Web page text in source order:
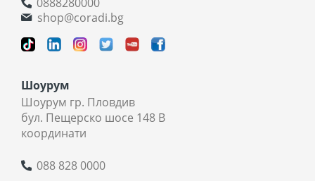
shop@coradi.bg
Шоурум
Шоурум гр. Пловдив
бул. Пещерско шосе 148 В
координати
088 828 0000